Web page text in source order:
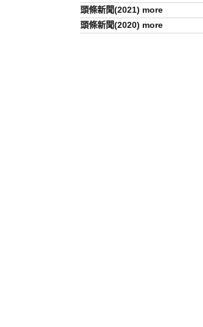
頭條新聞(2021) more
頭條新聞(2020) more